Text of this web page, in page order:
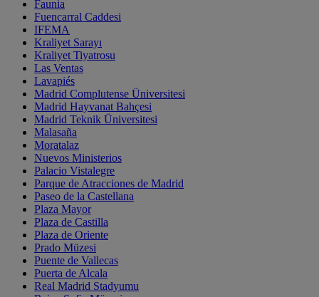
Faunia
Fuencarral Caddesi
IFEMA
Kraliyet Sarayı
Kraliyet Tiyatrosu
Las Ventas
Lavapiés
Madrid Complutense Üniversitesi
Madrid Hayvanat Bahçesi
Madrid Teknik Üniversitesi
Malasaña
Moratalaz
Nuevos Ministerios
Palacio Vistalegre
Parque de Atracciones de Madrid
Paseo de la Castellana
Plaza Mayor
Plaza de Castilla
Plaza de Oriente
Prado Müzesi
Puente de Vallecas
Puerta de Alcala
Real Madrid Stadyumu